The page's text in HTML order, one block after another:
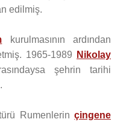
edilmiş.
kurulmasının ardından
1965-1989
Nikolay
şehrin tarihi
Rumenlerin çingene